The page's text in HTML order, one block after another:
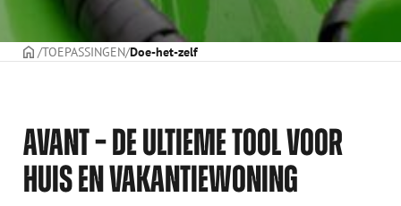
Voorpagina
TOEPASSINGEN Doe-het-zelf
AVANT – DE ULTIEME TOOL VOOR
HUIS EN VAKANTIEWONING